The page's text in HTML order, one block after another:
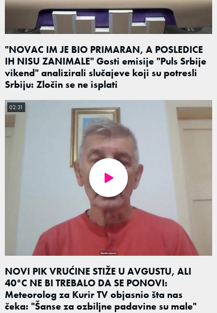
"NOVAC IM JE BIO PRIMARAN, A POSLEDICE
IH NISU ZANIMALE" Gosti emisije "Puls Srbije
vikend" analizirali slučajeve koji su potresli
Srbiju: Zločin se ne isplati
NOVI PIK VRUĆINE STIŽE U AVGUSTU, ALI
40°C NE BI TREBALO DA SE PONOVI:
Meteorolog za Kurir TV objasnio šta nas
čeka: "Šanse za ozbiljne padavine su male"
02:31